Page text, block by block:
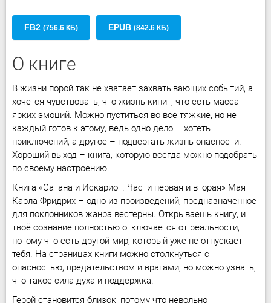
FB2 (756.6 КБ) EPUB (842.6 КБ)
О книге
В жизни порой так не хватает захватывающих событий, а
хочется чувствовать, что жизнь кипит, что есть масса
ярких эмоций. Можно пуститься во все тяжкие, но не
каждый готов к этому, ведь одно дело – хотеть
приключений, а другое – подвергать жизнь опасности.
Хороший выход – книга, которую всегда можно подобрать
по своему настроению.
Книга «Сатана и Искариот. Части первая и вторая» Мая
Карла Фридрих – одно из произведений, предназначенное
для поклонников жанра вестерны. Открываешь книгу, и
твоё сознание полностью отключается от реальности,
потому что есть другой мир, который уже не отпускает
тебя. На страницах книги можно столкнуться с
опасностью, предательством и врагами, но можно узнать,
что такое сила духа и поддержка.
Герой становится близок, потому что невольно